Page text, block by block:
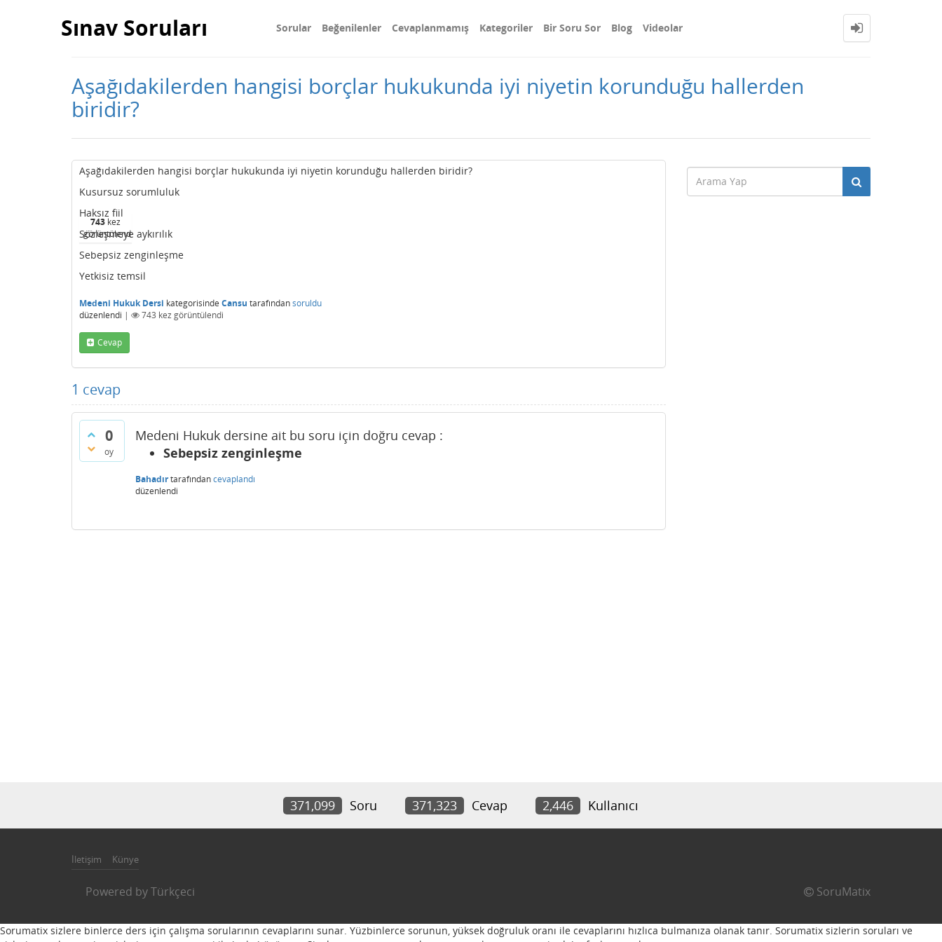
Sınav Soruları Sorular Beğenilenler Cevaplanmamış Kategoriler Bir Soru Sor Blog Videolar
Aşağıdakilerden hangisi borçlar hukukunda iyi niyetin korunduğu hallerden
biridir?
743 kez
görüntülendi
Aşağıdakilerden hangisi borçlar hukukunda iyi niyetin korunduğu hallerden biridir?
Kusursuz sorumluluk
Haksız fiil
Sözleşmeye aykırılık
Sebepsiz zenginleşme
Yetkisiz temsil
Medeni Hukuk Dersi kategorisinde Cansu tarafındansoruldu
düzenlendi | 743 kez görüntülendi
Cevap
1 cevap
0
oy
Medeni Hukuk dersine ait bu soru için doğru cevap :
Sebepsiz zenginleşme
Bahadırtarafındancevaplandı
düzenlendi
371,099 Soru 371,323 Cevap 2,446 Kullanıcı
İletişim Künye
Powered byTürkçeci SoruMatix
Sorumatix sizlere binlerce ders için çalışma sorularının cevaplarını sunar. Yüzbinlerce sorunun, yüksek doğruluk oranı ile cevaplarını hızlıca bulmanıza olanak tanır. Sorumatix sizlerin soruları ve